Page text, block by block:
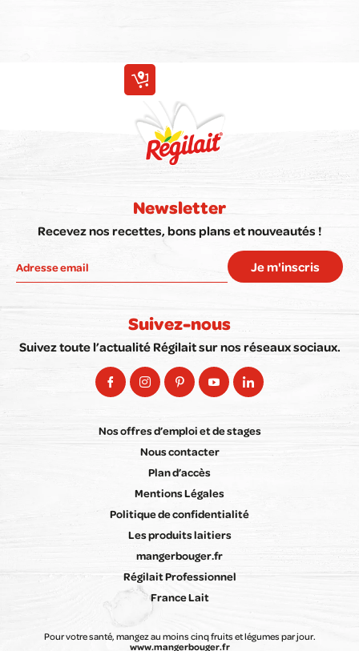
Newsletter
Recevez nos recettes, bons plans et nouveautés !
Je m'inscris
Suivez-nous
Suivez toute l’actualité Régilait sur nos réseaux sociaux.
Nos offres d’emploi et de stages
Nous contacter
Plan d’accès
Mentions Légales
Politique de confidentialité
Les produits laitiers
mangerbouger.fr
Régilait Professionnel
France Lait
Pour votre santé, mangez au moins cinq fruits et légumes par jour.
www.mangerbouger.fr